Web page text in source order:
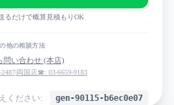
るだけで概算見積もりOK
他の相談方法
問い合わせ (本店)
|両国店☎: 03-6659-9183
ください: gen-90115-b6ec0e07